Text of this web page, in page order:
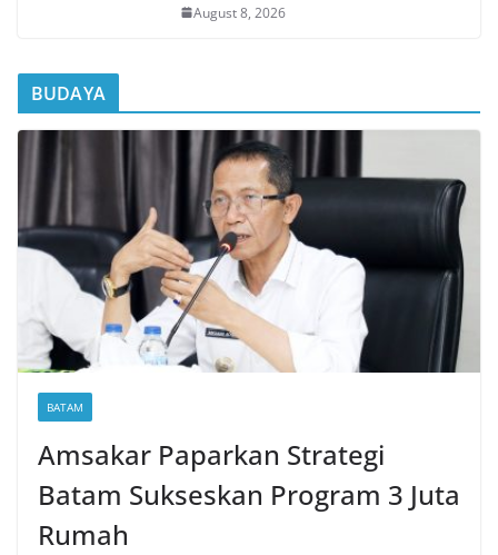
August 8, 2026
BUDAYA
BATAM
Amsakar Paparkan Strategi
Batam Sukseskan Program 3 Juta
Rumah